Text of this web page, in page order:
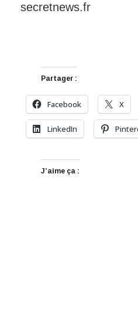
secretnews.fr
Partager :
Facebook X
LinkedIn
J’aime ça :